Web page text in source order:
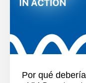
Por qué